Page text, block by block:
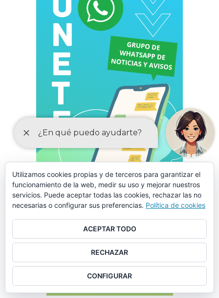
LA CORRESPONSABILIDADESTÁ EN TU MANO
Utilizamos cookies propias y de terceros para garantizar el
funcionamiento de la web, medir su uso y mejorar nuestros
servicios. Puede aceptar todas las cookies, rechazar las no
necesarias o configurar sus preferencias. Política de cookies
ACEPTAR TODO
RECHAZAR
CONFIGURAR